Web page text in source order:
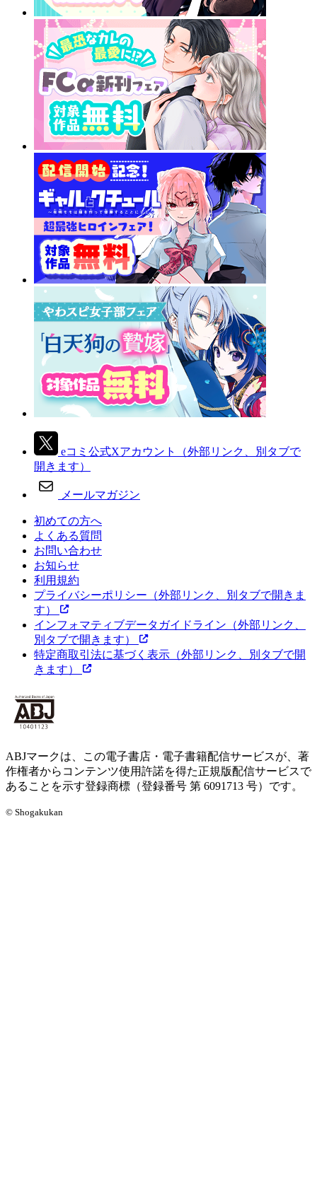
eコミ公式Xアカウント
（外部リンク、別タブで
開きます）
メールマガジン
初めての方へ
よくある質問
お問い合わせ
お知らせ
利用規約
プライバシーポリシー （外部リンク、別タブで開きま
す）
インフォマティブデータガイドライン （外部リンク、
別タブで開きます）
特定商取引法に基づく表示 （外部リンク、別タブで開
きます）
ABJマークは、この電子書店・電子書籍配信サービスが、著
作権者からコンテンツ使用許諾を得た正規版配信サービスで
あることを示す登録商標（登録番号 第 6091713 号）です。
© Shogakukan